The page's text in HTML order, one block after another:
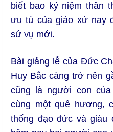
biết bao kỷ niệm thân
ưu tú của giáo xứ nay
sứ vụ mới.
Bài giảng lễ của Đức
Huy Bắc càng trở nên
cũng là người con
cùng một quê hương,
thống đạo đức và giàu